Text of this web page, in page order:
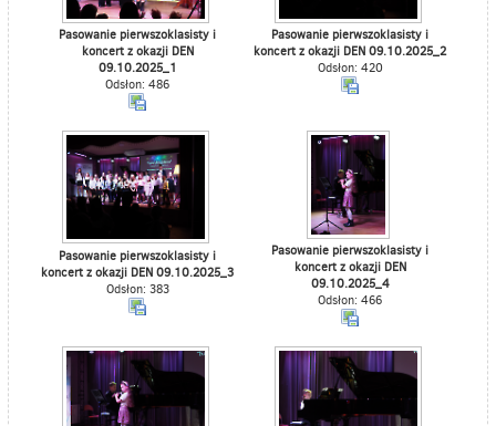
Pasowanie pierwszoklasisty i
koncert z okazji DEN
09.10.2025_1
Odsłon: 486
Pasowanie pierwszoklasisty i
koncert z okazji DEN 09.10.2025_2
Odsłon: 420
Pasowanie pierwszoklasisty i
koncert z okazji DEN 09.10.2025_3
Odsłon: 383
Pasowanie pierwszoklasisty i
koncert z okazji DEN
09.10.2025_4
Odsłon: 466